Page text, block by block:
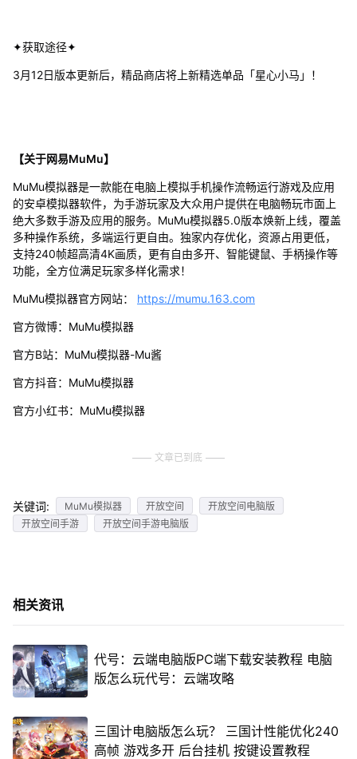
✦获取途径✦
3月12日版本更新后，精品商店将上新精选单品「星心小马」！
【关于网易MuMu】
MuMu模拟器是一款能在电脑上模拟手机操作流畅运行游戏及应用
的安卓模拟器软件，为手游玩家及大众用户提供在电脑畅玩市面上
绝大多数手游及应用的服务。MuMu模拟器5.0版本焕新上线，覆盖
多种操作系统，多端运行更自由。独家内存优化，资源占用更低，
支持240帧超高清4K画质，更有自由多开、智能键鼠、手柄操作等
功能，全方位满足玩家多样化需求！
MuMu模拟器官方网站： https://mumu.163.com
官方微博：MuMu模拟器
官方B站：MuMu模拟器-Mu酱
官方抖音：MuMu模拟器
官方小红书：MuMu模拟器
文章已到底
关键词: MuMu模拟器 开放空间
开放空间电脑版
开放空间手游
开放空间手游电脑版
相关资讯
代号：云端电脑版PC端下载安装教程 电脑
版怎么玩代号：云端攻略
三国计电脑版怎么玩？ 三国计性能优化240
高帧 游戏多开 后台挂机 按键设置教程